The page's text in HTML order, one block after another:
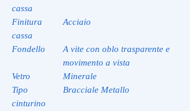
cassa
Finitura
cassa
Acciaio
Fondello
A vite con oblo trasparente e
movimento a vista
Vetro
Minerale
Tipo
cinturino
Bracciale Metallo